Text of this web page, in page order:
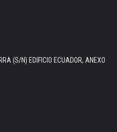
(S/N) EDIFICIO ECUADOR, ANEXO